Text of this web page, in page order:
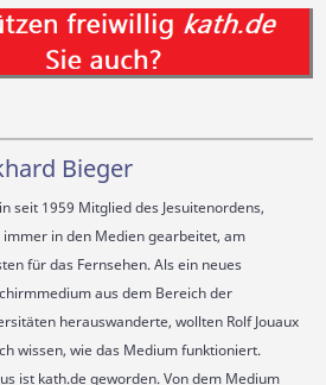
Bieger
seit 1959 Mitglied des Jesuitenordens,
immer in den Medien gearbeitet, am
für das Fernsehen. Als ein neues
aus dem Bereich der
herauswanderte, wollten Rolf Jouaux
wissen, wie das Medium funktioniert.
ist kath.de geworden. Von dem Medium